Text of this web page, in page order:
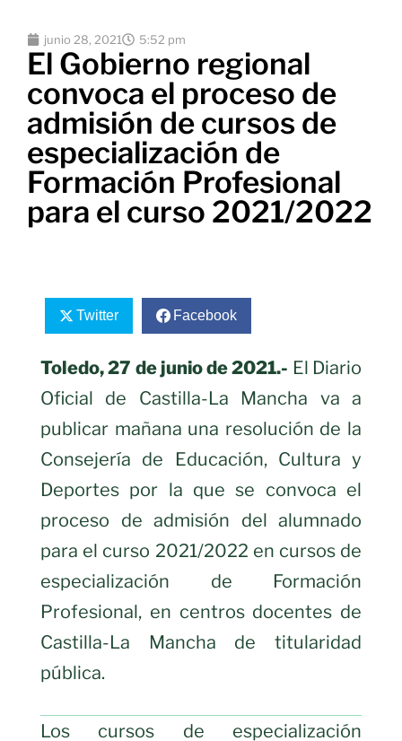
junio 28, 2021 5:52 pm
El Gobierno regional
convoca el proceso de
admisión de cursos de
especialización de
Formación Profesional
para el curso 2021/2022
Twitter Facebook
Toledo, 27 de junio de 2021.- El Diario
Oficial de Castilla-La Mancha va a
publicar mañana una resolución de la
Consejería de Educación, Cultura y
Deportes por la que se convoca el
proceso de admisión del alumnado
para el curso 2021/2022 en cursos de
especialización de Formación
Profesional, en centros docentes de
Castilla-La Mancha de titularidad
pública.
Los cursos de especialización